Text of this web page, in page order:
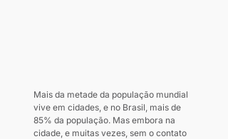
Mais da metade da população mundial
vive em cidades, e no Brasil, mais de
85% da população. Mas embora na
cidade, e muitas vezes, sem o contato